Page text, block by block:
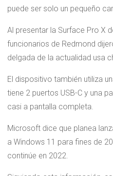
puede ser solo un pequeño
Al presentar la Surface Pro X
funcionarios de Redmond
delgada de la actualidad usa
El dispositivo también utiliza
tiene 2 puertos USB-C y una
casi a pantalla completa.
Microsoft dice que planea
a Windows 11 para fines de
continúe en 2022.